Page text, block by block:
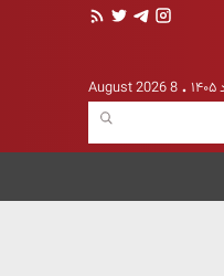
8 August 2026